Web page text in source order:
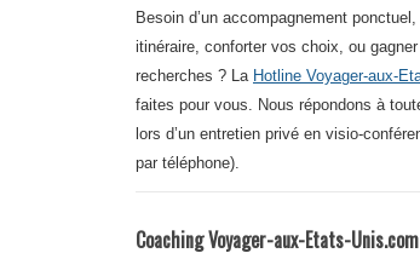
Besoin d’un accompagnement
itinéraire, conforter vos choix, ou
recherches ? La Hotline Voyager-aux-
faites pour vous. Nous répondons à
lors d’un entretien privé en visio-
par téléphone).
Coaching Voyager-aux-Etats-Unis.com